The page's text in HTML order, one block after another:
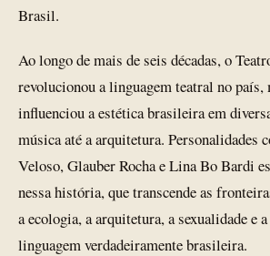
Brasil.
Ao longo de mais de seis décadas, o
revolucionou a linguagem teatral no país,
influenciou a estética brasileira em
música até a arquitetura. Personalidades
Veloso, Glauber Rocha e Lina Bo Bardi
nessa história, que transcende as
a ecologia, a arquitetura, a sexualidade e
linguagem verdadeiramente brasileira.